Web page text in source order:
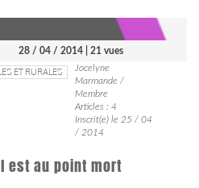
28 / 04 / 2014 | 21 vues
ET RURALES
Jocelyne
Marmande /
Membre
Articles : 4
Inscrit(e) le 25 / 04
/ 2014
est au point mort